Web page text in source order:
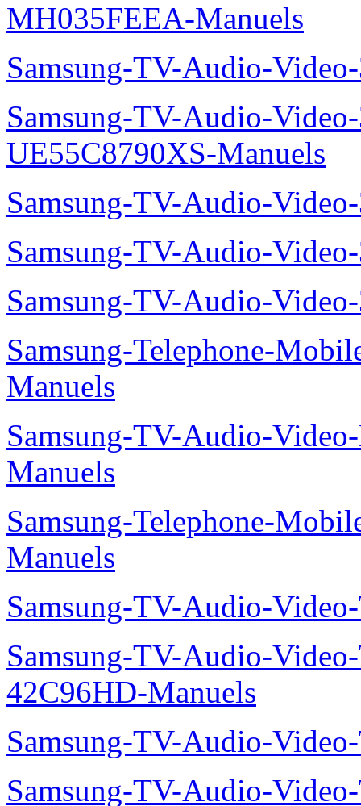
MH035FEEA-Manuels
Samsung-TV-Audio-
Samsung-TV-Audio-
UE55C8790XS-Manuels
Samsung-TV-Audio-
Samsung-TV-Audio-
Samsung-TV-Audio-
Samsung-Telephone-
Manuels
Samsung-TV-Audio-
Manuels
Samsung-Telephone-
Manuels
Samsung-TV-Audio-
Samsung-TV-Audio-
42C96HD-Manuels
Samsung-TV-Audio-
Samsung-TV-Audio-